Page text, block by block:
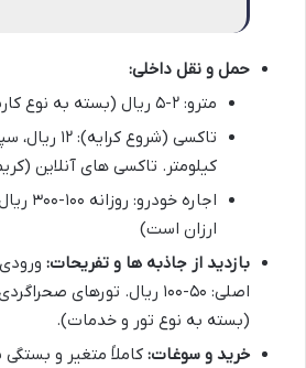
حمل و نقل داخلی:
مترو: ۲-۵ ریال (بسته به نوع کارت و مسیر)
کیلومتر. تاکسی های آنلاین
اجاره
ارزان است)
بازدید از جاذبه ها و تفریحات:
(بسته به نوع تور و خدمات).
خرید و سوغات: کاملاً متغیر و